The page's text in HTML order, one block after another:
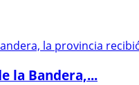
la Bandera,...